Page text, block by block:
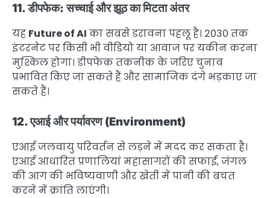
11. डीपफेक: सच्चाई और झूठ का मिटता अंतर
यह Future of AI का सबसे डरावना पहलू है। 2030 तक
इंटरनेट पर किसी भी वीडियो या आवाज पर यकीन करना
मुश्किल होगा। डीपफेक तकनीक के जरिए चुनाव
प्रभावित किए जा सकते हैं और सामाजिक दंगे भड़काए जा
सकते हैं।
12. एआई और पर्यावरण (Environment)
एआई जलवायु परिवर्तन से लड़ने में मदद कर सकता है।
एआई आधारित प्रणालियां महासागरों की सफाई, जंगल
की आग की भविष्यवाणी और खेती में पानी की बचत
करने में क्रांति लाएंगी।